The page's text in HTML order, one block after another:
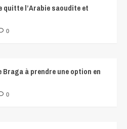
quitte l’Arabie saoudite et
0
à prendre une option en
0